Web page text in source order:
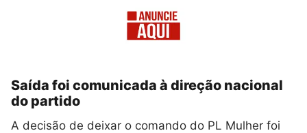
Saída foi comunicada à direção nacional
do partido
A decisão de deixar o comando do PL Mulher foi